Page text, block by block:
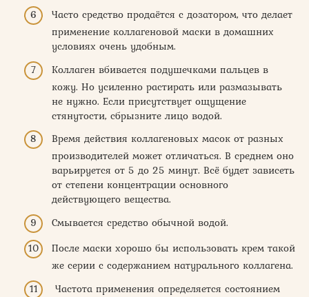
Часто средство продаётся с дозатором, что делает
применение коллагеновой маски в домашних
условиях очень удобным.
Коллаген вбивается подушечками пальцев в
кожу. Но усиленно растирать или размазывать
не нужно. Если присутствует ощущение
стянутости, сбрызните лицо водой.
Время действия коллагеновых масок от разных
производителей может отличаться. В среднем оно
варьируется от 5 до 25 минут. Всё будет зависеть
от степени концентрации основного
действующего вещества.
Смывается средство обычной водой.
После маски хорошо бы использовать крем такой
же серии с содержанием натурального коллагена.
Частота применения определяется состоянием